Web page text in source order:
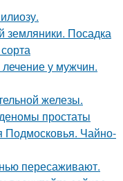
земляники. Посадка
у мужчин.
железы.
простаты
Подмосковья. Чайно-
пересаживают.